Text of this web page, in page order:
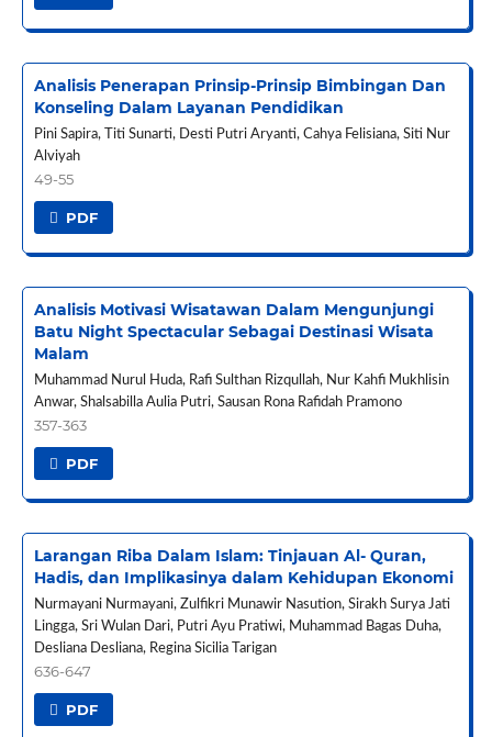
Analisis Penerapan Prinsip-Prinsip Bimbingan Dan
Konseling Dalam Layanan Pendidikan
Pini Sapira, Titi Sunarti, Desti Putri Aryanti, Cahya Felisiana, Siti Nur
Alviyah
49-55
PDF
Analisis Motivasi Wisatawan Dalam Mengunjungi
Batu Night Spectacular Sebagai Destinasi Wisata
Malam
Muhammad Nurul Huda, Rafi Sulthan Rizqullah, Nur Kahfi Mukhlisin
Anwar, Shalsabilla Aulia Putri, Sausan Rona Rafidah Pramono
357-363
PDF
Larangan Riba Dalam Islam: Tinjauan Al- Quran,
Hadis, dan Implikasinya dalam Kehidupan Ekonomi
Nurmayani Nurmayani, Zulfikri Munawir Nasution, Sirakh Surya Jati
Lingga, Sri Wulan Dari, Putri Ayu Pratiwi, Muhammad Bagas Duha,
Desliana Desliana, Regina Sicilia Tarigan
636-647
PDF